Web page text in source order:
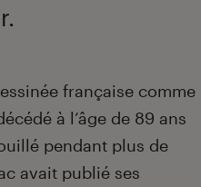
française comme
à l’âge de 89 ans
pendant plus de
avait publié ses